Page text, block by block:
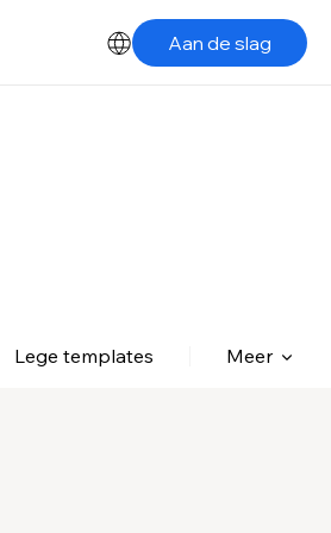
Aan de slag
Lege templates Meer